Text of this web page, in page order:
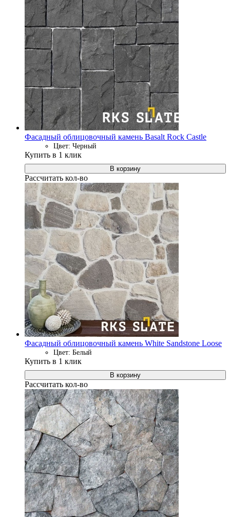
Фасадный облицовочный камень Basalt Rock Castle
Цвет: Черный
Купить в 1 клик
В корзину
Рассчитать кол-во
Фасадный облицовочный камень White Sandstone Loose
Цвет: Белый
Купить в 1 клик
В корзину
Рассчитать кол-во